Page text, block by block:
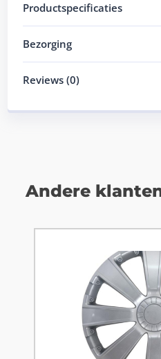
Productspecificaties
Bezorging
Reviews (0)
Andere